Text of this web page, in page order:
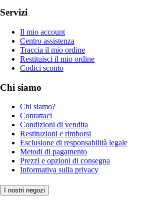
Servizi
Il mio account
Centro assistenza
Traccia il mio ordine
Restituisci il mio ordine
Codici sconto
Chi siamo
Chi siamo?
Contattaci
Condizioni di vendita
Restituzioni e rimborsi
Esclusione di responsabilità legale
Metodi di pagamento
Prezzi e opzioni di consegna
Informativa sulla privacy
I nostri negozi